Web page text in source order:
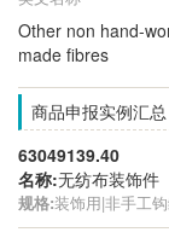
Other non hand-
made fibres
商品申报实例汇总
63049139.40
名称:无纺布装饰件
规格:装饰用|非手工